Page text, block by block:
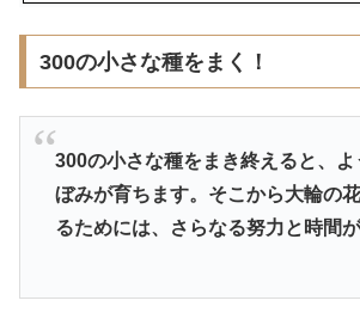
300の小さな種をまく！
300の小さな種をまき終えると、
ぼみが育ちます。そこから大輪の
るためには、さらなる努力と時間が